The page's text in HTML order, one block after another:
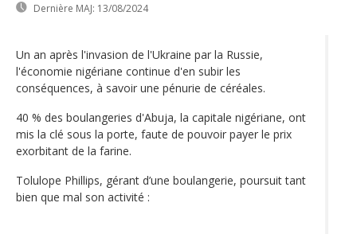
Dernière MAJ: 13/08/2024
Un an après l'invasion de l'Ukraine par la Russie,
l'économie nigériane continue d'en subir les
conséquences, à savoir une pénurie de céréales.
40 % des boulangeries d'Abuja, la capitale nigériane, ont
mis la clé sous la porte, faute de pouvoir payer le prix
exorbitant de la farine.
Tolulope Phillips, gérant d’une boulangerie, poursuit tant
bien que mal son activité :